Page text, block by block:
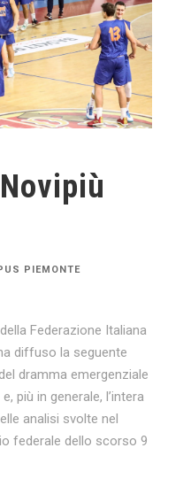
PIEMONTE
Federazione Italiana
diffuso la seguente
dramma emergenziale
più in generale, l’intera
analisi svolte nel
federale dello scorso 9